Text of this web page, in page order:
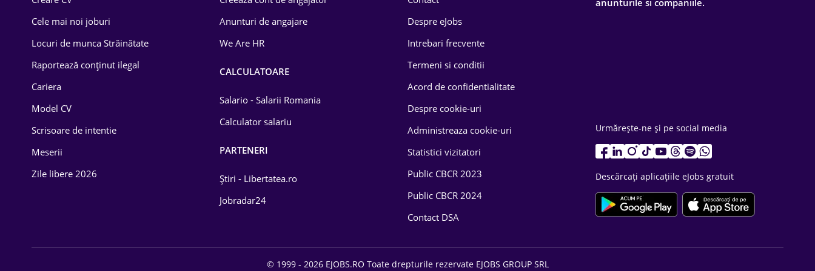
Drept
Educație / Training
Energetică
Farma
Cele mai noi joburi
Locuri de munca Străinătate
Raportează conținut ilegal
Cariera
Model CV
Scrisoare de intentie
Meserii
Zile libere 2026
Anunturi de angajare
We Are HR
CALCULATOARE
Salario - Salarii Romania
Calculator salariu
PARTENERI
Știri - Libertatea.ro
Jobradar24
Despre eJobs
Intrebari frecvente
Termeni si conditii
Acord de confidentialitate
Despre cookie-uri
Administreaza cookie-uri
Statistici vizitatori
Public CBCR 2023
Public CBCR 2024
Contact DSA
anunturile si companiile.
Urmărește-ne și pe social media
Descărcați aplicațiile eJobs gratuit
© 1999 - 2026 EJOBS.RO Toate drepturile rezervate EJOBS GROUP SRL